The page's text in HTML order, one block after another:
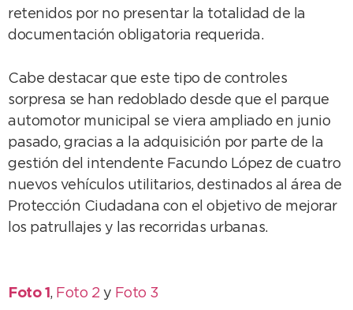
retenidos por no presentar la totalidad de la
documentación obligatoria requerida.
Cabe destacar que este tipo de controles
sorpresa se han redoblado desde que el parque
automotor municipal se viera ampliado en junio
pasado, gracias a la adquisición por parte de la
gestión del intendente Facundo López de cuatro
nuevos vehículos utilitarios, destinados al área de
Protección Ciudadana con el objetivo de mejorar
los patrullajes y las recorridas urbanas.
Foto 1 , Foto 2 y Foto 3